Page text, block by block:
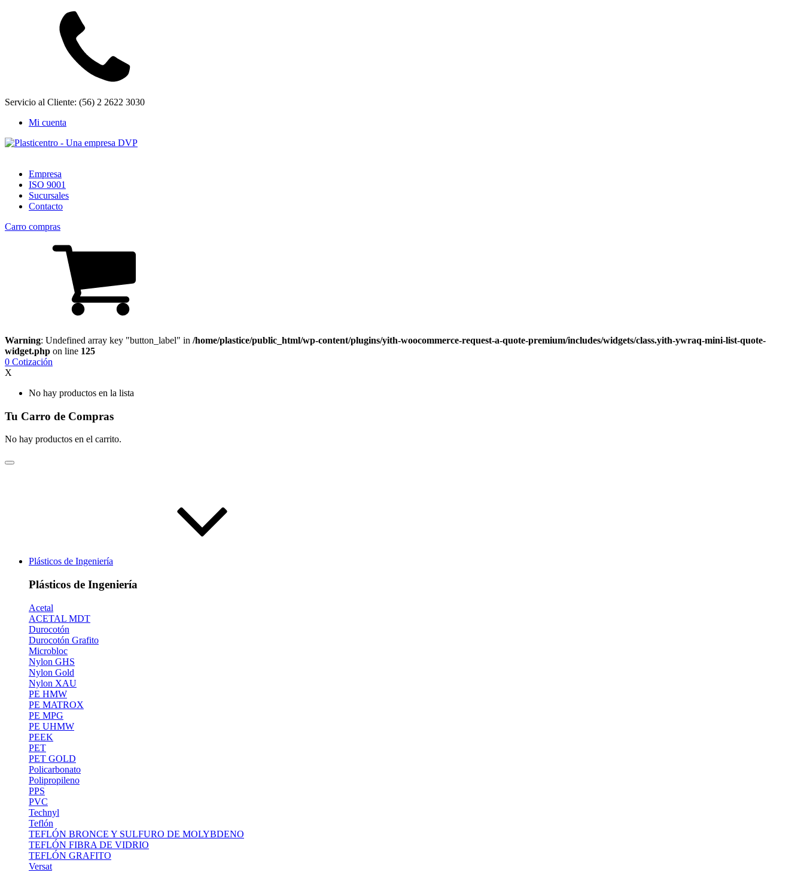
Servicio al Cliente: (56) 2 2622 3030
Mi cuenta
Empresa
ISO 9001
Sucursales
Contacto
Carro compras
Warning: Undefined array key "button_label" in /home/plastice/public_html/wp-content/plugins/yith-woocommerce-request-a-quote-premium/includes/widgets/class.yith-ywraq-mini-list-quote-
widget.php on line 125
0 Cotización
X
No hay productos en la lista
Tu Carro de Compras
No hay productos en el carrito.
Plásticos de Ingeniería
Plásticos de Ingeniería
Acetal
ACETAL MDT
Durocotón
Durocotón Grafito
Microbloc
Nylon GHS
Nylon Gold
Nylon XAU
PE HMW
PE MATROX
PE MPG
PE UHMW
PEEK
PET
PET GOLD
Policarbonato
Polipropileno
PPS
PVC
Technyl
Teflón
TEFLÓN BRONCE Y SULFURO DE MOLYBDENO
TEFLÓN FIBRA DE VIDRIO
TEFLÓN GRAFITO
Versat